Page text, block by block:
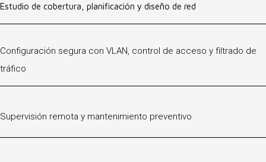
Estudio de cobertura, planificación y diseño de red
Configuración segura con VLAN, control de acceso y filtrado de
tráfico
Supervisión remota y mantenimiento preventivo